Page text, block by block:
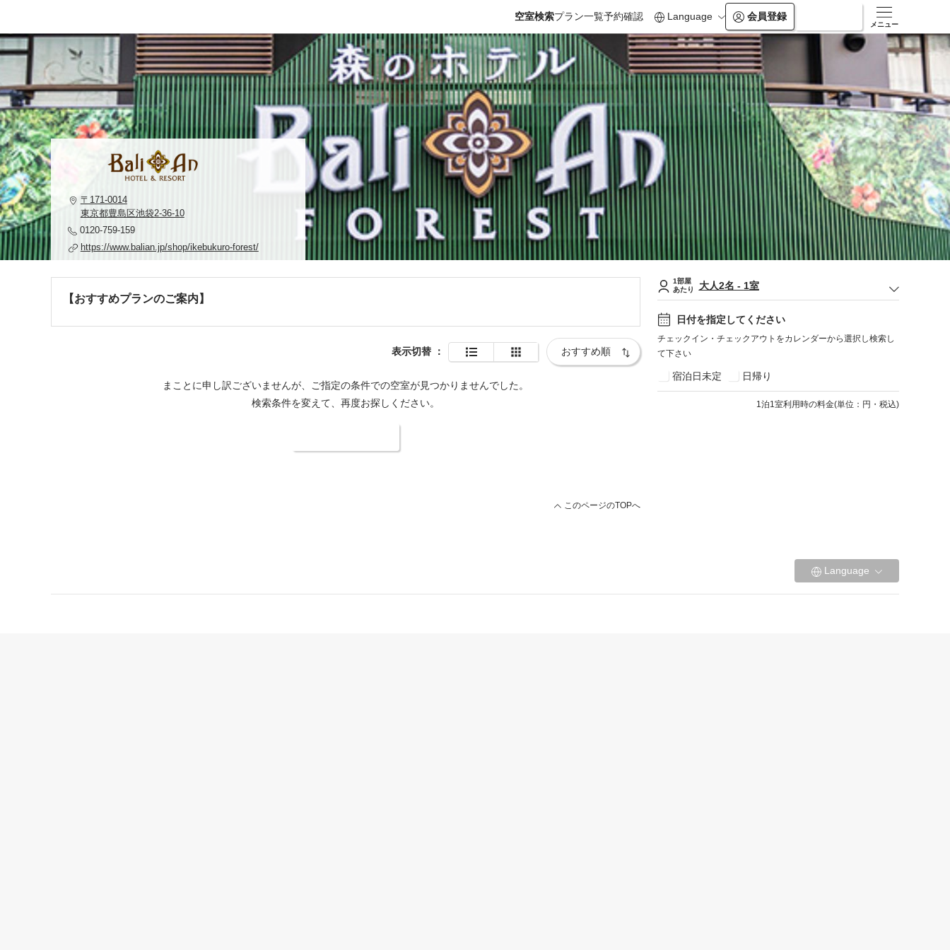
空室検索プラン一覧予約確認 Language 会員登録
メニュー
〒171-0014
東京都豊島区池袋2-36-10
0120-759-159
https://www.balian.jp/shop/ikebukuro-forest/
【おすすめプランのご案内】
表示切替 ：
まことに申し訳ございませんが、ご指定の条件での空室が見つかりませんでした。
検索条件を変えて、再度お探しください。
このページのTOPへ
1部屋
あたり
大人2名 - 1室
日付を指定してください
チェックイン・チェックアウトをカレンダーから選択し検索し
て下さい
宿泊日未定 日帰り
1 泊1室利用時の料金(単位：円・税込)
Language